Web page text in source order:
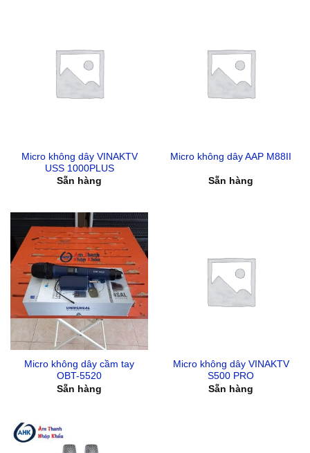
Micro không dây VINAKTV
USS 1000PLUS
Sẵn hàng
Micro không dây AAP M88II
Sẵn hàng
Micro không dây cầm tay
OBT-5520
Sẵn hàng
Micro không dây VINAKTV
S500 PRO
Sẵn hàng